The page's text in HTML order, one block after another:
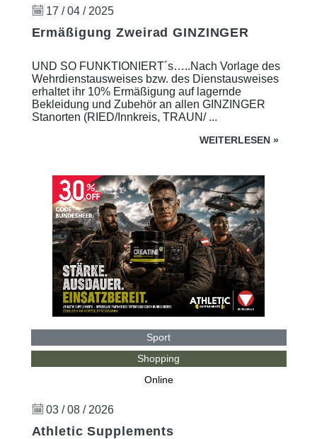
17 / 04 / 2025
Ermäßigung Zweirad GINZINGER
UND SO FUNKTIONIERT´s…..Nach Vorlage des
Wehrdienstausweises bzw. des Dienstausweises
erhaltet ihr 10% Ermäßigung auf lagernde
Bekleidung und Zubehör an allen GINZINGER
Stanorten (RIED/Innkreis, TRAUN/ ...
WEITERLESEN »
Sport
Shopping
Online
03 / 08 / 2026
Athletic Supplements